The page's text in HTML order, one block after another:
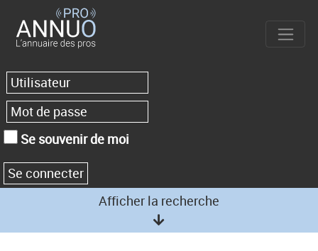
Se souvenir de moi
Afficher la recherche